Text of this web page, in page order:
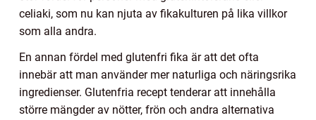
celiaki, som nu kan njuta av fikakulturen på lika villkor
som alla andra.
En annan fördel med glutenfri fika är att det ofta
innebär att man använder mer naturliga och näringsrika
ingredienser. Glutenfria recept tenderar att innehålla
större mängder av nötter, frön och andra alternativa